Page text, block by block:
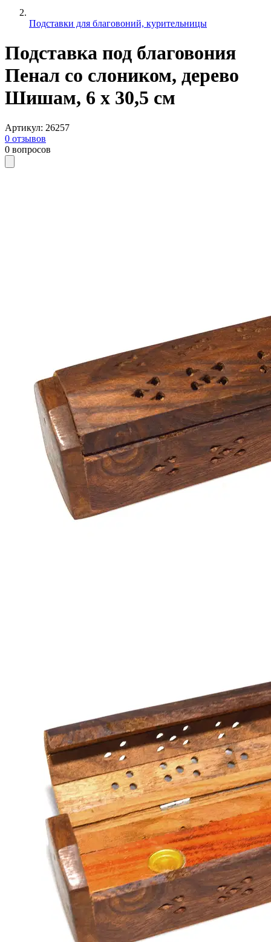
Подставки для благовоний, курительницы
Подставка под благовония
Пенал со слоником, дерево
Шишам, 6 х 30,5 см
Артикул: 26257
0 отзывов
0 вопросов